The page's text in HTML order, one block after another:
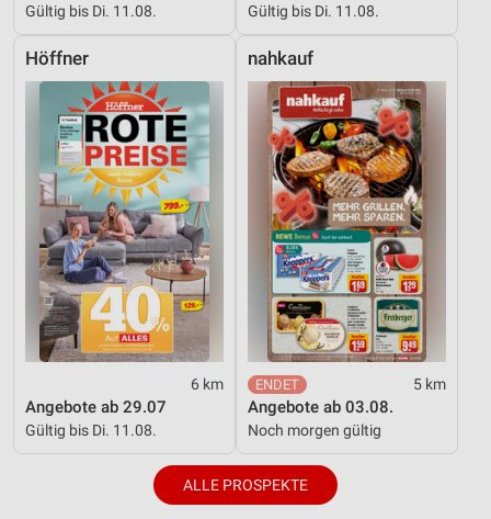
Gültig bis Di. 11.08. Gültig bis Di. 11.08.
Höffner
6 km
Angebote ab 29.07
Gültig bis Di. 11.08.
nahkauf
5 km
Angebote ab 03.08.
Noch morgen gültig
ALLE PROSPEKTE